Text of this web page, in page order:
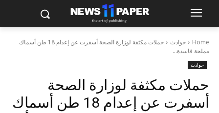
Home حوادث
حملات مكثفة لوزارة الصحة أسفرت عن إعدام 18 طن أسماك
مملحة فاسدة...
حوادث
حملات مكثفة لوزارة الصحة
أسفرت عن إعدام 18 طن أسماك